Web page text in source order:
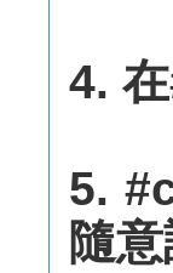
4.
5.
隨